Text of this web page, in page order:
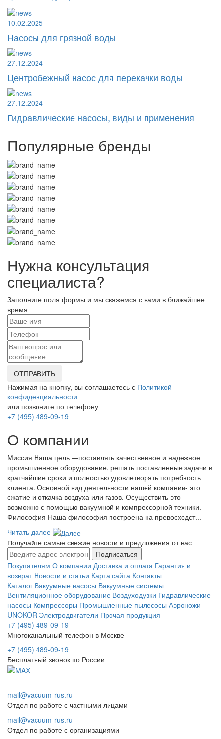
10.02.2025
Насосы для грязной воды
27.12.2024
Центробежный насос для перекачки воды
27.12.2024
Гидравлические насосы, виды и применения
Популярные бренды
Нужна консультация
специалиста?
Заполните поля формы и мы свяжемся с вами в ближайшее
время
ОТПРАВИТЬ
Нажимая на кнопку, вы соглашаетесь с Политикой
конфиденциальности
или позвоните по телефону
+7 (495) 489-09-19
О компании
Миссия Наша цель ―поставлять качественное и надежное
промышленное оборудование, решать поставленные задачи в
кратчайшие сроки и полностью удовлетворять потребность
клиента. Основной вид деятельности нашей компании- это
сжатие и откачка воздуха или газов. Осуществить это
возможно с помощью вакуумной и компрессорной техники.
Философия Наша философия построена на превосходст...
Читать далее
Получайте самые свежие новости и предложения от нас
Подписаться
Покупателям О компании Доставка и оплата Гарантия и
возврат Новости и статьи Карта сайта Контакты
Каталог Вакуумные насосы Вакуумные системы
Вентиляционное оборудование Воздуходувки Гидравлические
насосы Компрессоры Промышленные пылесосы Аэроножи
UNOKOR Электродвигатели Прочая продукция
+7 (495) 489-09-19
Многоканальный телефон в Москве
+7 (495) 489-09-19
Бесплатный звонок по России
mail@vacuum-rus.ru
Отдел по работе с частными лицами
mail@vacuum-rus.ru
Отдел по работе с организациями